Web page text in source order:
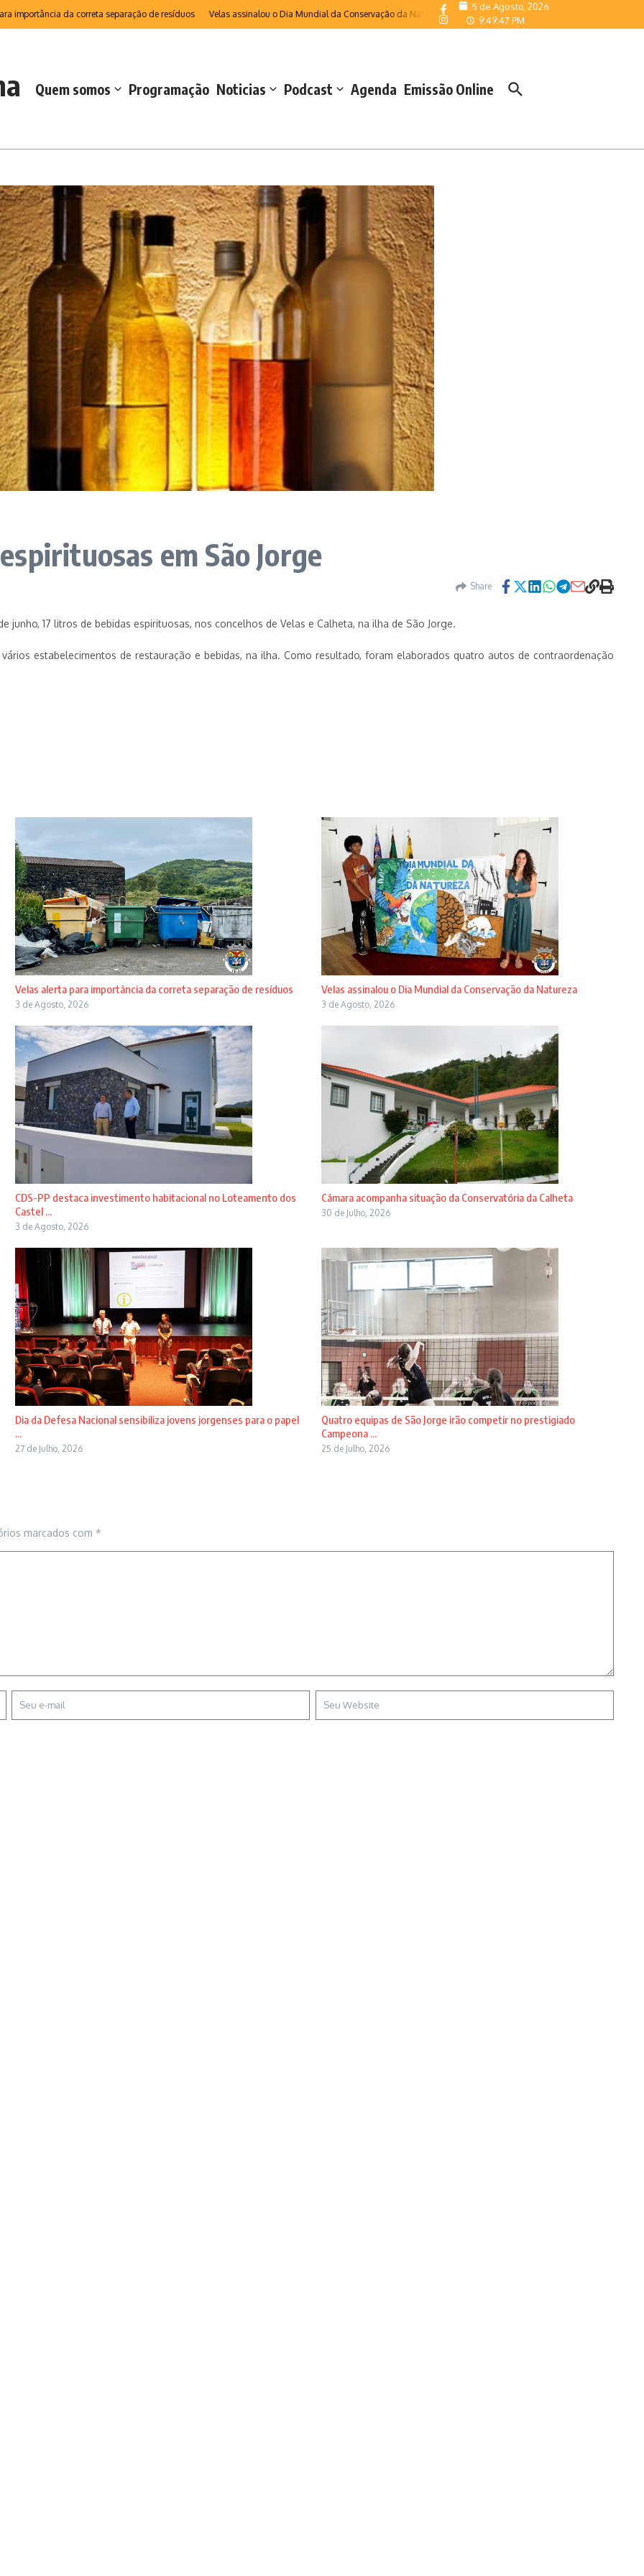
da correta separação de resíduos Velas assinalou o Dia Mundial da Conservação da Natureza Velas acolheu o Campeonato Regional de Escolas de
5 de Agosto, 2026
9:49:48 PM
Quem somos Programação Noticias Podcast Agenda Emissão Online
em São Jorge
Share
junho, 17 litros de bebidas espirituosas, nos concelhos de Velas e Calheta, na ilha de São Jorge.
estabelecimentos de restauração e bebidas, na ilha. Como resultado, foram elaborados quatro autos de contraordenação
Velas alerta para importância da correta separação de resíduos
3 de Agosto, 2026
Velas assinalou o Dia Mundial da Conservação da Natureza
3 de Agosto, 2026
CDS-PP destaca investimento habitacional no Loteamento dos
Castel ...
3 de Agosto, 2026
Câmara acompanha situação da Conservatória da Calheta
30 de Julho, 2026
Dia da Defesa Nacional sensibiliza jovens jorgenses para o papel
...
27 de Julho, 2026
Quatro equipas de São Jorge irão competir no prestigiado
Campeona ...
25 de Julho, 2026
marcados com *